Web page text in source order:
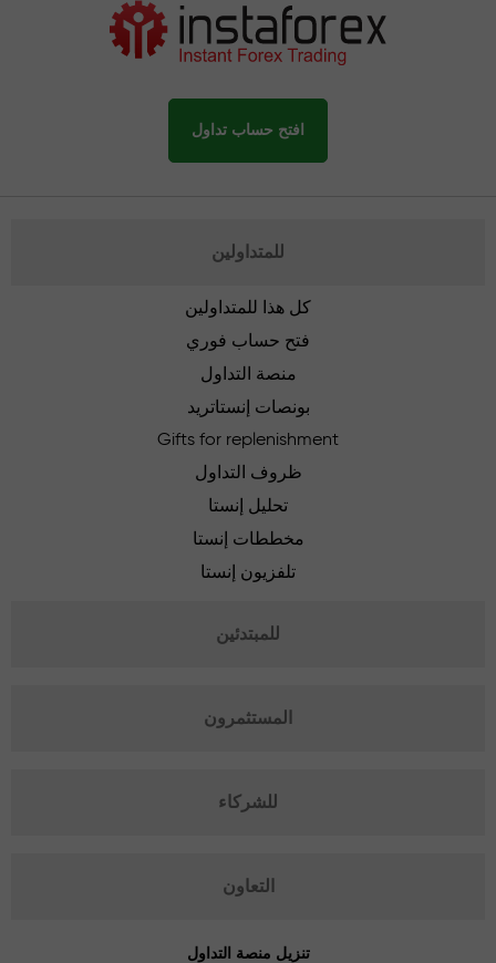
افتح حساب تداول
للمتداولين
كل هذا للمتداولين
فتح حساب فوري
منصة التداول
بونصات إنستاتريد
Gifts for replenishment
ظروف التداول
تحليل إنستا
مخططات إنستا
تلفزيون إنستا
للمبتدئين
المستثمرون
للشركاء
التعاون
تنزيل منصة التداول